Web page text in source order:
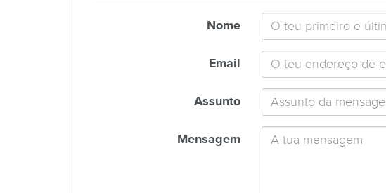
Nome
Email
Assunto
Mensagem